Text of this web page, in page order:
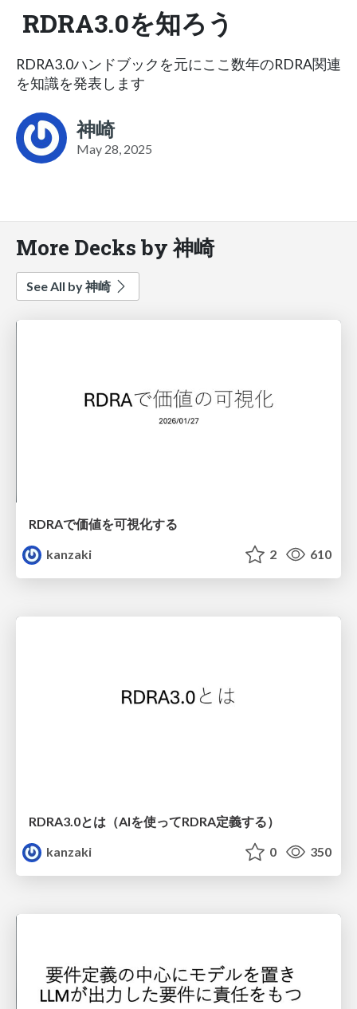
RDRA3.0を知ろう
RDRA3.0ハンドブックを元にここ数年のRDRA関連
を知識を発表します
神崎
May 28, 2025
More Decks by 神崎
See All by 神崎
RDRAで価値を可視化する
kanzaki
2 610
RDRA3.0とは（AIを使ってRDRA定義する）
kanzaki
0 350